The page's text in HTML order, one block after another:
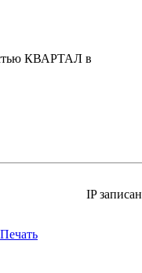
КВАРТАЛ в
IP записан
Печать